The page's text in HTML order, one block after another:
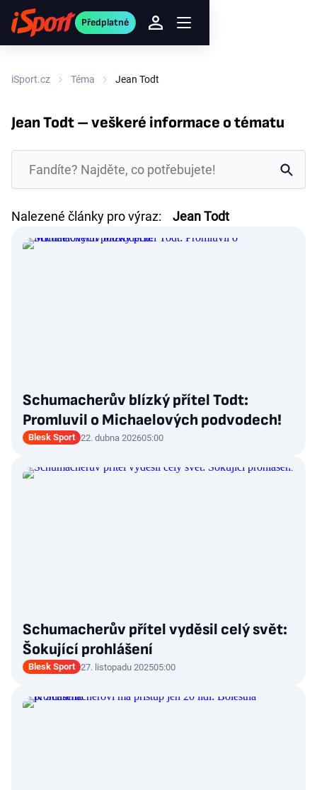
Předplatné
iSport.cz Téma Jean Todt
Jean Todt – veškeré informace o tématu
Nalezené články pro výraz: Jean Todt
Schumacherův blízký přítel Todt:
Promluvil o Michaelových podvodech!
Blesk Sport 22. dubna 202605:00
Schumacherův přítel vyděsil celý svět:
Šokující prohlášení
Blesk Sport 27. listopadu 202505:00